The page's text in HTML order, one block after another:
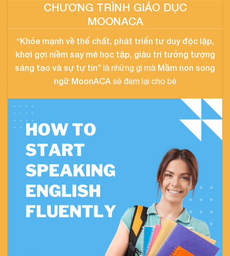
CHƯƠNG TRÌNH GIÁO DỤC
MOONACA
“Khỏe mạnh về thể chất, phát triển tư duy độc lập,
khơi gợi niềm say mê học tập, giàu trí tưởng tượng
sáng tạo và sự tự tin” là những gì mà Mầm non song
ngữ MoonACA sẽ đem lại cho bé